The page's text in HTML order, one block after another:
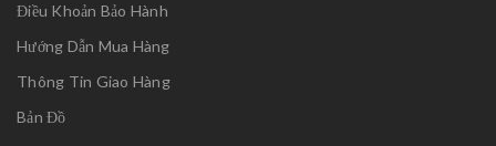
Điều Khoản Bảo Hành
Hướng Dẫn Mua Hàng
Thông Tin Giao Hàng
Bản Đồ